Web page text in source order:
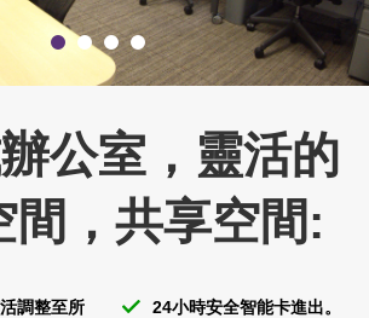
公室，靈活的
間，共享空間:
調整至所
24小時安全智能卡進出。